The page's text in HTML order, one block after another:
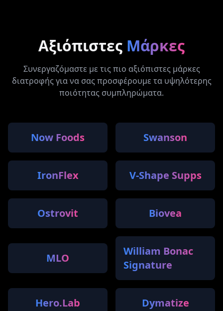
Αξιόπιστες Μάρκες
Συνεργαζόμαστε με τις πιο αξιόπιστες μάρκες
διατροφής για να σας προσφέρουμε τα υψηλότερης
ποιότητας συμπληρώματα.
Now Foods Swanson
IronFlex V-Shape Supps
Ostrovit Biovea
MLO
William Bonac
Signature
Hero.Lab Dymatize